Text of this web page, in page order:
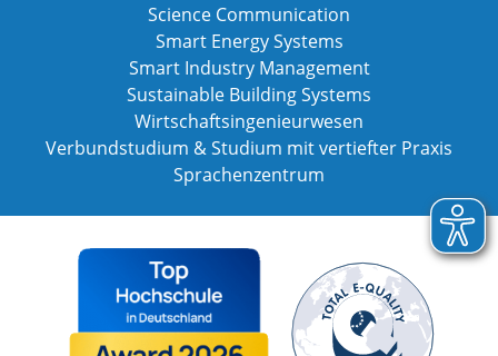
Science Communication
Smart Energy Systems
Smart Industry Management
Sustainable Building Systems
Wirtschaftsingenieurwesen
Verbundstudium & Studium mit vertiefter Praxis
Sprachenzentrum